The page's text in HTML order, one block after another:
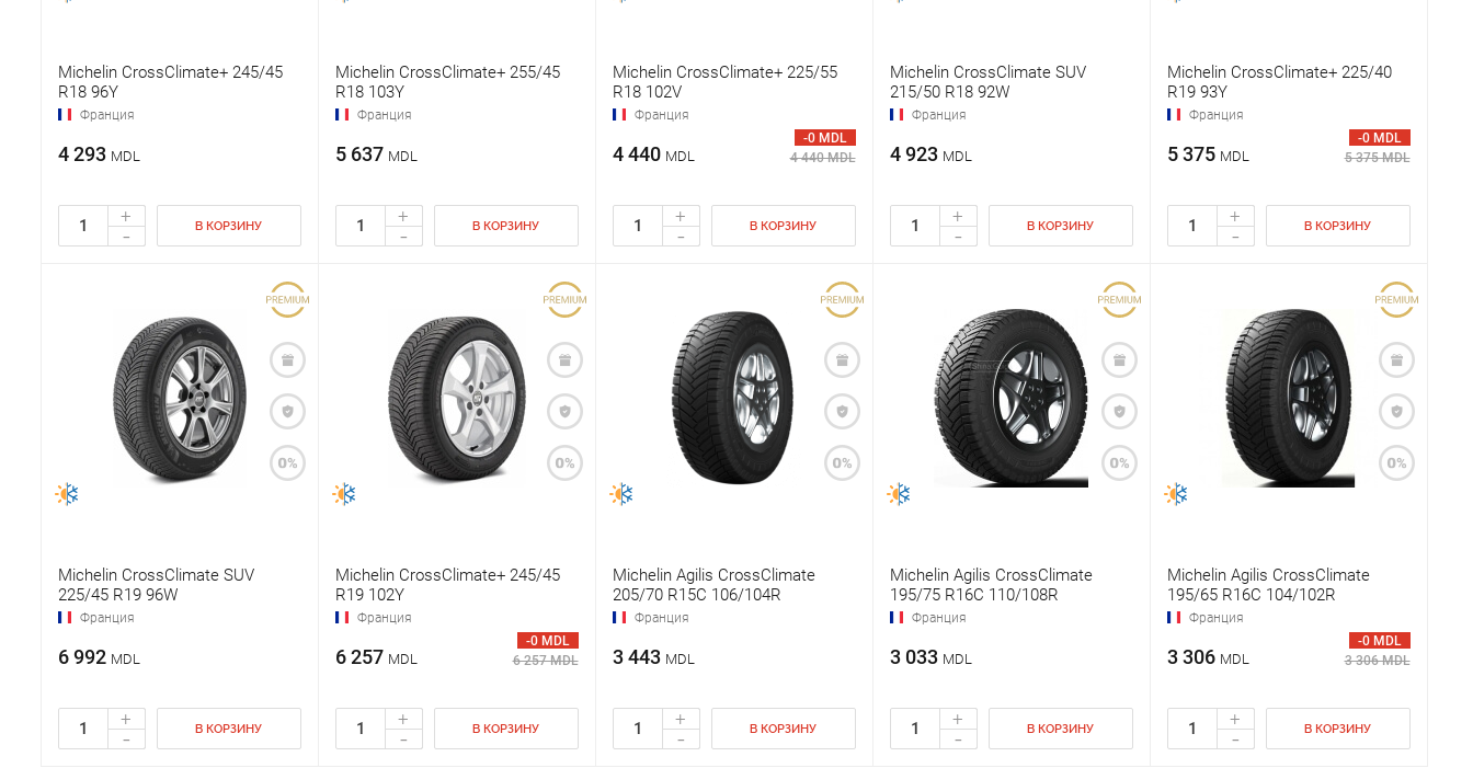
Michelin CrossClimate+ 245/45
R18 96Y
Франция
4 293 MDL
+
- В КОРЗИНУ
Michelin CrossClimate+ 255/45
R18 103Y
Франция
5 637 MDL
+
- В КОРЗИНУ
Michelin CrossClimate+ 225/55
R18 102V
Франция
4 440 MDL
-0 MDL
4 440 MDL
+
- В КОРЗИНУ
Michelin CrossClimate SUV
215/50 R18 92W
Франция
4 923 MDL
+
- В КОРЗИНУ
Michelin CrossClimate+ 225/40
R19 93Y
Франция
5 375 MDL
-0 MDL
5 375 MDL
+
- В КОРЗИНУ
Michelin CrossClimate SUV
225/45 R19 96W
Франция
6 992 MDL
+
- В КОРЗИНУ
Michelin CrossClimate+ 245/45
R19 102Y
Франция
6 257 MDL
-0 MDL
6 257 MDL
+
- В КОРЗИНУ
Michelin Agilis CrossClimate
205/70 R15C 106/104R
Франция
3 443 MDL
+
- В КОРЗИНУ
Michelin Agilis CrossClimate
195/75 R16C 110/108R
Франция
3 033 MDL
+
- В КОРЗИНУ
Michelin Agilis CrossClimate
195/65 R16C 104/102R
Франция
3 306 MDL
-0 MDL
3 306 MDL
+
- В КОРЗИНУ